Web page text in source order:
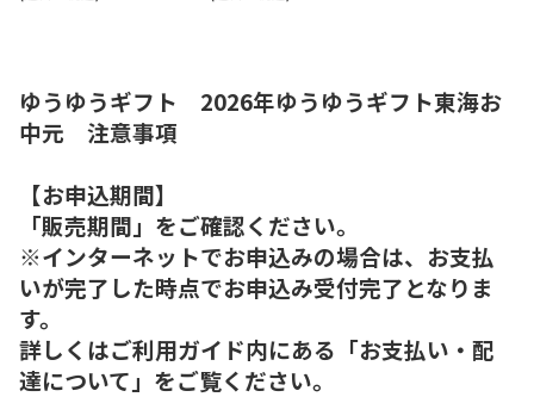
ゆうゆうギフト 2026年ゆうゆうギフト東海お
中元 注意事項
【お申込期間】
「販売期間」をご確認ください。
※インターネットでお申込みの場合は、お支払
いが完了した時点でお申込み受付完了となりま
す。
詳しくはご利用ガイド内にある「お支払い・配
達について」をご覧ください。